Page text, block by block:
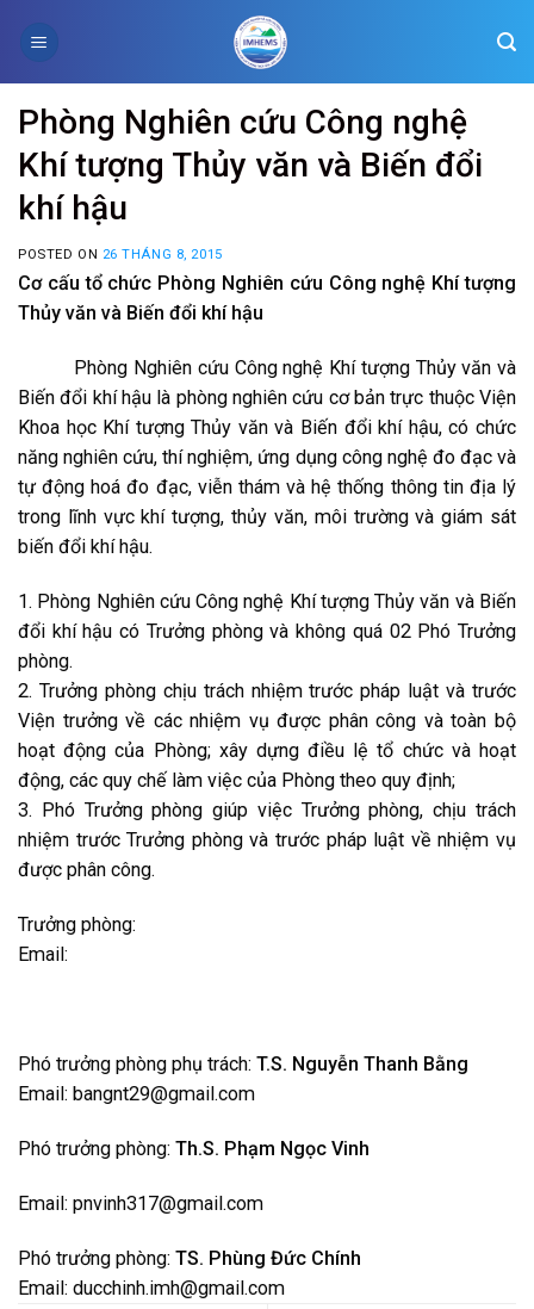
Phòng Nghiên cứu Công nghệ
Khí tượng Thủy văn và Biến đổi
khí hậu
POSTED ON 26 THÁNG 8, 2015
Cơ cấu tổ chức Phòng Nghiên cứu Công nghệ Khí tượng
Thủy văn và Biến đổi khí hậu
Phòng Nghiên cứu Công nghệ Khí tượng Thủy văn và
Biến đổi khí hậu là phòng nghiên cứu cơ bản trực thuộc Viện
Khoa học Khí tượng Thủy văn và Biến đổi khí hậu, có chức
năng nghiên cứu, thí nghiệm, ứng dụng công nghệ đo đạc và
tự động hoá đo đạc, viễn thám và hệ thống thông tin địa lý
trong lĩnh vực khí tượng, thủy văn, môi trường và giám sát
biến đổi khí hậu.
1. Phòng Nghiên cứu Công nghệ Khí tượng Thủy văn và Biến
đổi khí hậu có Trưởng phòng và không quá 02 Phó Trưởng
phòng.
2. Trưởng phòng chịu trách nhiệm trước pháp luật và trước
Viện trưởng về các nhiệm vụ được phân công và toàn bộ
hoạt động của Phòng; xây dựng điều lệ tổ chức và hoạt
động, các quy chế làm việc của Phòng theo quy định;
3. Phó Trưởng phòng giúp việc Trưởng phòng, chịu trách
nhiệm trước Trưởng phòng và trước pháp luật về nhiệm vụ
được phân công.
Trưởng phòng:
Email:
Phó trưởng phòng phụ trách: T.S. Nguyễn Thanh Bằng
Email: bangnt29@gmail.com
Phó trưởng phòng: Th.S. Phạm Ngọc Vinh
Email: pnvinh317@gmail.com
Phó trưởng phòng: TS. Phùng Đức Chính
Email: ducchinh.imh@gmail.com